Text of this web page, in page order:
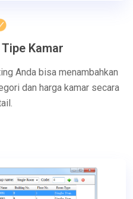
Kamar
Anda bisa menambahkan
dan harga kamar secara